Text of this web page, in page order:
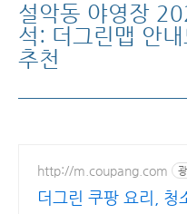
설악동 야영장
석: 더그린맵 안
추천
http://m.coupang.com
더그린 쿠팡 요리, 청